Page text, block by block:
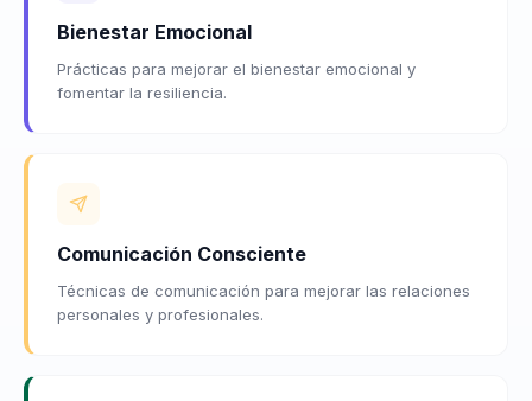
Bienestar Emocional
Prácticas para mejorar el bienestar emocional y
fomentar la resiliencia.
Comunicación Consciente
Técnicas de comunicación para mejorar las relaciones
personales y profesionales.